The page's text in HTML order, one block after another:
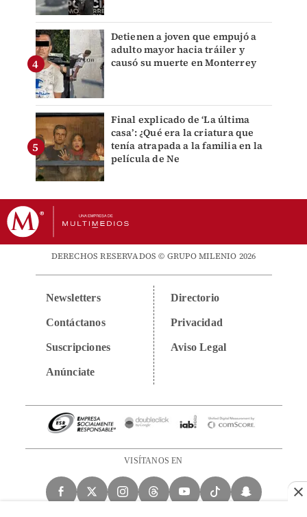
Detienen a joven que empujó a
adulto mayor hacia tráiler y
causó su muerte en Monterrey
Final explicado de ‘La última
casa’: ¿Qué era la criatura que
tenía atrapada a la familia en la
película de Ne
DERECHOS RESERVADOS © GRUPO MILENIO 2026
Newsletters
Contáctanos
Suscripciones
Anúnciate
Directorio
Privacidad
Aviso Legal
VISÍTANOS EN